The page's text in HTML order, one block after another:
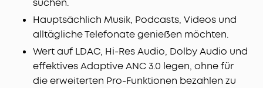
ausgestattet, sodass natürlich klingende
Gespräche möglich sind.
Schnelles Laden, lange Laufzeit:Im Normal-Modus
bieten die Earbuds mit 1x Laden bis zu 12h, mit
dem Case bis zu 48h Spielzeit. Mit ANC sind es 8h
und 32h mit Case. 10Min.Schnellladen = 5h.
suchen.
Hauptsächlich Musik, Podcasts, Videos und
alltägliche Telefonate genießen möchten.
Wert auf LDAC, Hi-Res Audio, Dolby Audio und
effektives Adaptive ANC 3.0 legen, ohne für
die erweiterten Pro-Funktionen bezahlen zu